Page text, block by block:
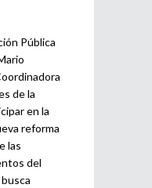
Pública
de la
en la
reforma
las
del